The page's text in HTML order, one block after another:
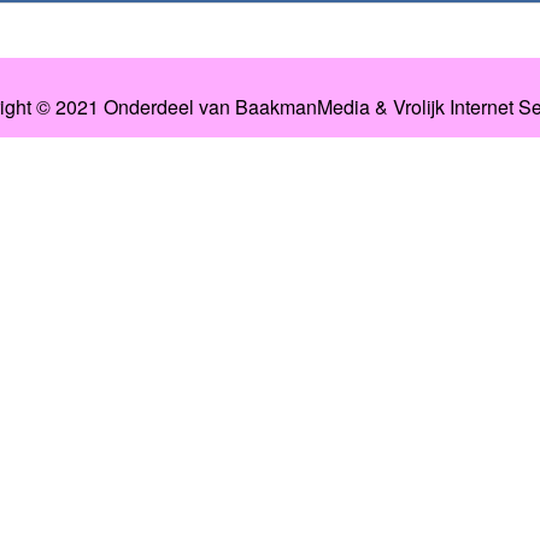
© 2021 Onderdeel van BaakmanMedia& Vrolijk Internet